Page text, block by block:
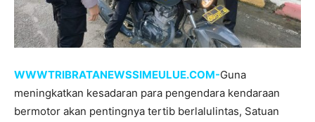
WWWTRIBRATANEWSSIMEULUE.COM-Guna
meningkatkan kesadaran para pengendara kendaraan
bermotor akan pentingnya tertib berlalulintas, Satuan